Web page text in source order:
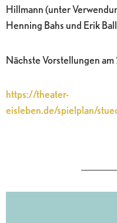
Hillmann (unter
Henning Bahs und Erik
Nächste Vorstellungen
https://theater-
eisleben.de/spielplan/